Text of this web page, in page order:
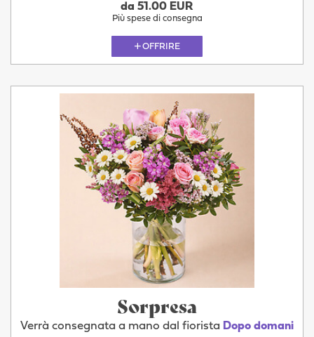
da 51.00 EUR
Più spese di consegna
OFFRIRE
Sorpresa
Verrà consegnata a mano dal fiorista Dopo domani